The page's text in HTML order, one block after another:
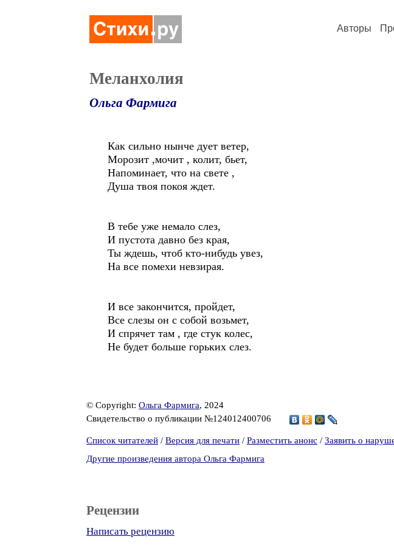
Авторы
Меланхолия
Ольга Фармига
Как сильно нынче дует ветер,
Морозит ,мочит , колит, бьет,
Напоминает, что на свете ,
Душа твоя покоя ждет.
В тебе уже немало слез,
И пустота давно без края,
Ты ждешь, чтоб кто-нибудь увез,
На все помехи невзирая.
И все закончится, пройдет,
Все слезы он с собой возьмет,
И спрячет там , где стук колес,
Не будет больше горьких слез.
© Copyright: Ольга Фармига, 2024
Свидетельство о публикации №124012400706
Список читателей / Версия для печати / Разместить анонс / Заявить о
Другие произведения автора Ольга Фармига
Рецензии
Написать рецензию